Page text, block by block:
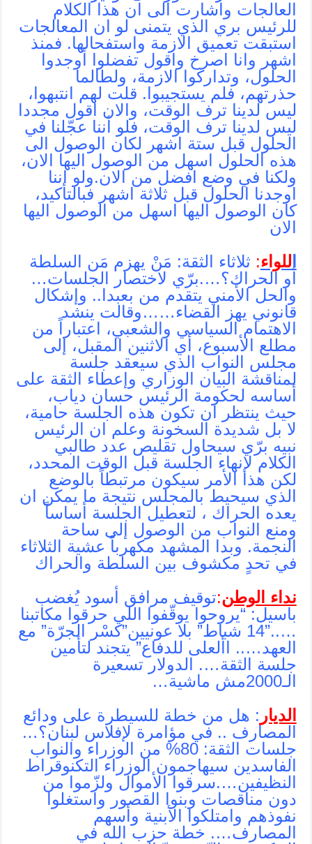
العالجات واشارت الى ان هذا الكلام
للرئيس بري الذي يتمنى لو ان المعالجات
استبقت تعميق الازمة واستفحالها. فمنذ
اشهر وانا اصرخ واقول تفضلوا أوجدوا
الحلول، وتداركوا الازمة، ولطالما
حذرتهم، فلم يستجيبوا. قلت لهم انتبهوا،
ليس لدينا ترف الوقت، والان اقول مجددا
ليس لدينا ترف الوقت، فلو أننا عجّلنا في
الحلول قبل ستة اشهر لكان الوصول الى
هذه الحلول اسهل من الوصول اليها الان،
ولكنا في وضع افضل من الان.ولو اننا
اوجدنا الحلول قبل ثلاثة اشهر فبالتأكيد،
كان الوصول اليها اسهل من الوصول اليها
الان
للواء: ثلاثاء الثقة: مَنْ يهزم مَن السلطة
أو الحراك؟….برّي لاختصار الجلسات…
والحل الأمني يتقدم من بعبدا.. وإشكال
قانوني يهز القضاء……وقالت ينشد
الاهتمام السياسي والشعبي، اعتباراً من
مطلع الأسبوع، أي الاثنين المقبل، إلى
مجلس النواب الذي سيعقد جلسة
لمناقشة البيان الوزاري وإعطاء الثقة على
أساسه لحكومة الرئيس حسان دياب،
حيث ينتظر ان تكون هذه الجلسة حامية،
لا بل شديدة السخونة وعلم ان الرئيس
نبيه برّي سيحاول تقليص عدد طالبي
الكلام لإنهاء الجلسة قبل الوقت المحدد،
لكن هذا الأمر سيكون مرتبطاً بالوضع
الذي سيحيط بالمجلس نتيجة ما يمكن ان
يعده الحراك ، لتعطيل الجلسة أساساً
ومنع النواب من الوصول إلى ساحة
النجمة. وبدا المشهد مكهرباً عشية الثلاثاء
في تحدٍ مكشوف بين السلطة والحراك
نداء الوطن:توقيف مرافق أسود يُغضب
باسيل: “يروحوا يوقّفوا اللي حرقوا مكاتبنا
…..”14 شباط” بلا عونيين”كسْر الجرّة” مع
العهد….. األعلى للدفاع” يتجند لتأمين
جلسة الثقة…. الدولار تسعيرة
الـ2000مش ماشية…
الديار : هل من خطة للسيطرة على ودائع
المصارف .. في مؤامرة لإفلاس لبنان؟…
جلسات الثقة: 80% من الوزراء والنواب
الفاسدين سيهاجمون الوزراء التكنوقراط
النظيفين….سرقوا الأموال ولزّموا من
دون مناقصات وبنوا القصور واستغلوا
نفوذهم وامتلكوا الأبنية وأسهم
المصارف…. خطة حزب الله في